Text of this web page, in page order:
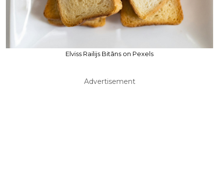
Elviss Railijs Bitāns on Pexels
Advertisement